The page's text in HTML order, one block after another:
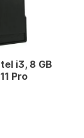
i3, 8 GB
Pro